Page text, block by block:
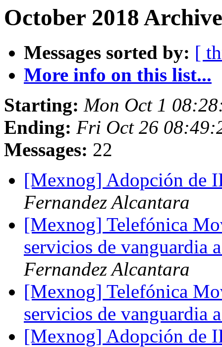
October 2018
Messages sorted by: [
More info on this list...
Starting: Mon Oct 1
Ending: Fri Oct 26
Messages: 22
[Mexnog] Adopción de
Fernandez Alcantara
[Mexnog] Telefónica
servicios de vanguardia
Fernandez Alcantara
[Mexnog] Telefónica
servicios de vanguardia
[Mexnog] Adopción de